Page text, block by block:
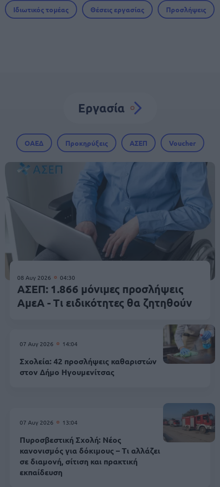
Ιδιωτικός τομέας Θέσεις εργασίας Προσλήψεις
Εργασία
ΟΑΕΔ Προκηρύξεις ΑΣΕΠ Voucher
08 Αυγ 2026 04:30
ΑΣΕΠ: 1.866 μόνιμες προσλήψεις
ΑμεΑ - Τι ειδικότητες θα ζητηθούν
07 Αυγ 2026 14:04
Σχολεία: 42 προσλήψεις καθαριστών
στον Δήμο Ηγουμενίτσας
07 Αυγ 2026 13:04
Πυροσβεστική Σχολή: Νέος
κανονισμός για δόκιμους – Τι αλλάζει
σε διαμονή, σίτιση και πρακτική
εκπαίδευση